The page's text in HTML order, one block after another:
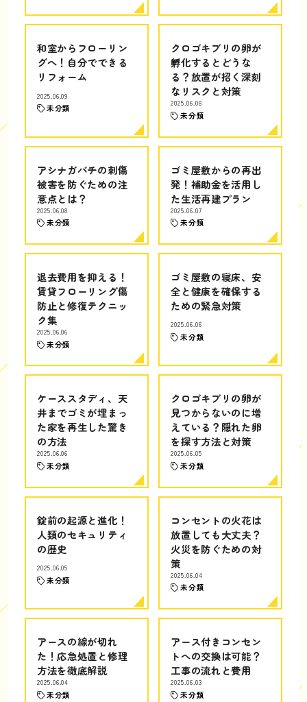
和室からフローリン
グへ！自分でできる
リフォーム
2025.06.09
未分類
クロゴキブリの卵が
孵化するとどうな
る？放置が招く深刻
なリスクと対策
2025.06.08
未分類
アシナガバチの刺傷
被害を防ぐための注
意点とは？
2025.06.08
未分類
ゴミ屋敷からの再出
発！補助金を活用し
た生活再建プラン
2025.06.07
未分類
退去費用を抑える！
賃貸フローリング傷
防止と修復テクニッ
ク集
2025.06.06
未分類
ゴミ屋敷の寝床、安
全と健康を確保する
ための緊急対策
2025.06.06
未分類
ケーススタディ、天
井までゴミが埋まっ
た家を再生した驚き
の方法
2025.06.06
未分類
クロゴキブリの卵が
見つからないのに増
えている？隠れた卵
を探す方法と対策
2025.06.05
未分類
錠前の起源と進化！
人類のセキュリティ
の歴史
2025.06.05
未分類
コンセントの火花は
放置しても大丈夫？
火災を防ぐための対
策
2025.06.04
未分類
アースの線が切れ
た！応急処置と修理
方法を徹底解説
2025.06.04
未分類
アース付きコンセン
トへの交換は可能？
工事の流れと費用
2025.06.03
未分類